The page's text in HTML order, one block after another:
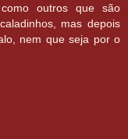
outros que são
mas depois
nem que seja por o